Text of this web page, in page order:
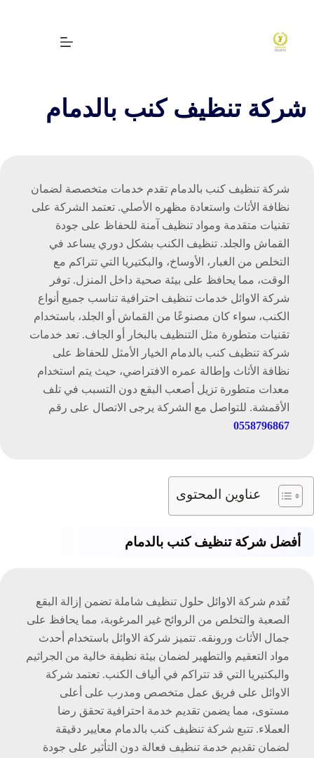
المحتوى
شركة تنظيف كنب بالدمام
شركة تنظيف كنب بالدمام تقدم خدمات متخصصة لضمان
نظافة الأثاث واستعادة مظهره الأصلي. تعتمد الشركة على
تقنيات متقدمة ومواد تنظيف آمنة للحفاظ على جودة
القماش والجلد. تنظيف الكنب بشكل دوري يساعد في
التخلص من الغبار، الأوساخ، والبكتيريا التي تتراكم مع
الوقت، مما يحافظ على بيئة صحية داخل المنزل. توفر
شركة الاوائل خدمات تنظيف احترافية تناسب جميع أنواع
الكنب، سواء كان مصنوعًا من القماش أو الجلد، باستخدام
تقنيات متطورة مثل التنظيف بالبخار أو الجاف. تعد خدمات
شركة تنظيف كنب بالدمام الخيار الأمثل للحفاظ على
نظافة الأثاث وإطالة عمره الافتراضي، حيث يتم استخدام
معدات متطورة تزيل أصعب البقع دون التسبب في تلف
الأقمشة. للتواصل مع الشركة يرجى الاتصال على رقم
0558796867
عناوين المحتوى
أفضل شركة تنظيف كنب بالدمام
تُقدم شركة الاوائل حلول تنظيف شاملة تضمن إزالة البقع
الصعبة والتخلص من الروائح غير المرغوبة، مما يحافظ على
جمال الأثاث ورونقه. تتميز شركة الاوائل باستخدام أحدث
مواد التعقيم والتطهير لضمان بيئة نظيفة خالية من الجراثيم
والبكتيريا التي قد تتراكم في ألياف الكنب. تعتمد شركة
الاوائل على فريق عمل متخصص ومدرب على أعلى
مستوى، مما يضمن تقديم خدمة احترافية تحقق رضا
العملاء. تتبع شركة تنظيف كنب بالدمام معايير دقيقة
لضمان تقديم خدمة تنظيف فعالة دون التأثير على جودة